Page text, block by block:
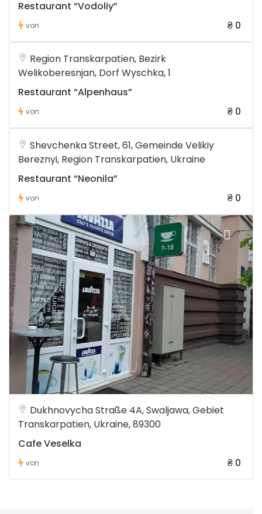
Restaurant “Vodoliy”
von ₴ 0
Region Transkarpatien, Bezirk
Welikoberesnjan, Dorf Wyschka, 1
Restaurant “Alpenhaus”
von ₴ 0
Shevchenka Street, 61, Gemeinde Velikiy
Bereznyi, Region Transkarpatien, Ukraine
Restaurant “Neonila”
von ₴ 0
Dukhnovycha Straße 4A, Swaljawa, Gebiet
Transkarpatien, Ukraine, 89300
Cafe Veselka
von ₴ 0